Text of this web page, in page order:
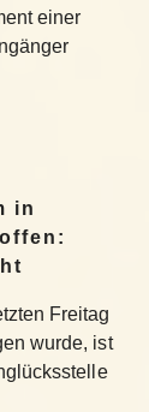
einer
in
Freitag
wurde, ist